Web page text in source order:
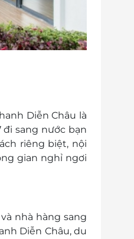
tuổi
thừa.
Diễn Châu là
đi sang nước bạn
riêng biệt, nội
gian nghỉ ngơi
nhà hàng sang
Diễn Châu, du